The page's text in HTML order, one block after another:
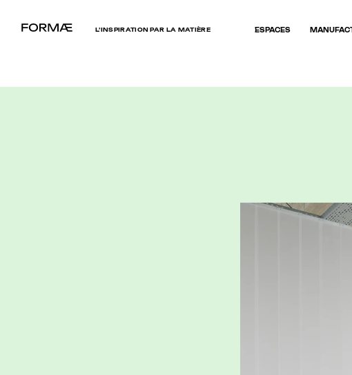
L’INSPIRATION PAR LA MATIÈRE ESPACES